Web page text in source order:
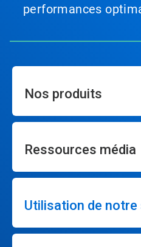
performances
Nos produits
Ressources média
Utilisation de notre